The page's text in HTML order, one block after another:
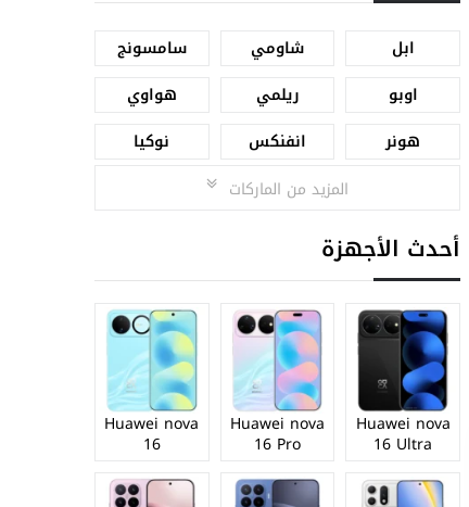
ابل شاومي
سامسونج
اوبو
ريلمي
هواوي
هونر
انفنكس
نوكيا
المزيد من الماركات
أحدث الأجهزة
Huawei nova
16 Ultra
Huawei nova
16 Pro
Huawei nova
16